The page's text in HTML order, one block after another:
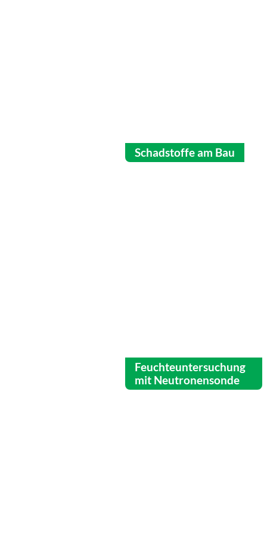
Schadstoffe am Bau
Feuchteuntersuchung
mit Neutronensonde